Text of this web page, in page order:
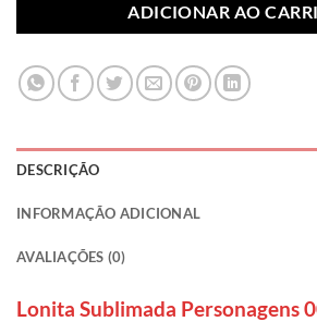
ADICIONAR AO
DESCRIÇÃO
INFORMAÇÃO ADICIONAL
AVALIAÇÕES (0)
Lonita Sublimada Personagens